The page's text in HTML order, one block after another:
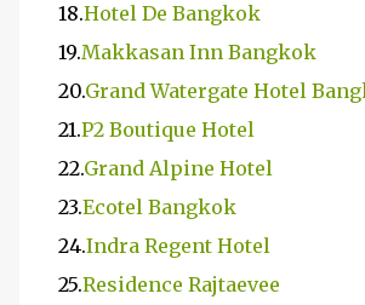
18.Hotel De Bangkok
19.Makkasan Inn Bangkok
20.Grand Watergate Hotel
21.P2 Boutique Hotel
22.Grand Alpine Hotel
23.Ecotel Bangkok
24.Indra Regent Hotel
25.Residence Rajtaevee